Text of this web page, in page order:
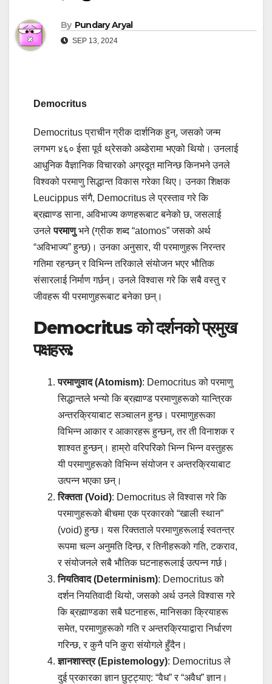
By Pundary Aryal
SEP 13, 2024
Democritus
Democritus प्राचीन ग्रीक दार्शनिक हुन्, जसको जन्म
लगभग ४६० ईसा पूर्व थ्रेसको अब्डेरामा भएको थियो। उनलाई
आधुनिक वैज्ञानिक विचारको अग्रदूत मानिन्छ किनभने उनले
विश्वको परमाणु सिद्धान्त विकास गरेका थिए। उनका शिक्षक
Leucippus संगै, Democritus ले प्रस्ताव गरे कि
ब्रह्माण्ड साना, अविभाज्य कणहरूबाट बनेको छ, जसलाई
उनलेपरमाणुभने (ग्रीक शब्द “atomos” जसको अर्थ
“अविभाज्य” हुन्छ)। उनका अनुसार, यी परमाणुहरू निरन्तर
गतिमा रहन्छन् र विभिन्न तरिकाले संयोजन भएर भौतिक
संसारलाई निर्माण गर्छन्। उनले विश्वास गरे कि सबै वस्तु र
जीवहरू यी परमाणुहरूबाट बनेका छन्।
Democritus को दर्शनको प्रमुख
पक्षहरू:
परमाणुवाद (Atomism): Democritus को परमाणु
सिद्धान्तले भन्यो कि ब्रह्माण्ड परमाणुहरूको यान्त्रिक
अन्तरक्रियाबाट सञ्चालन हुन्छ। परमाणुहरूका
विभिन्न आकार र आकारहरू हुन्छन्, तर ती विनाशक र
शाश्वत हुन्छन्। हाम्रो वरिपरिको भिन्न भिन्न वस्तुहरू
यी परमाणुहरूको विभिन्न संयोजन र अन्तरक्रियाबाट
उत्पन्न भएका छन्।
रिक्तता (Void): Democritus ले विश्वास गरे कि
परमाणुहरूको बीचमा एक प्रकारको “खाली स्थान”
(void) हुन्छ। यस रिक्तताले परमाणुहरूलाई स्वतन्त्र
रूपमा चल्न अनुमति दिन्छ, र तिनीहरूको गति, टकराव,
र संयोजनले सबै भौतिक घटनाहरूलाई उत्पन्न गर्छ।
नियतिवाद (Determinism): Democritus को
दर्शन नियतिवादी थियो, जसको अर्थ उनले विश्वास गरे
कि ब्रह्माण्डका सबै घटनाहरू, मानिसका क्रियाहरू
समेत, परमाणुहरूको गति र अन्तरक्रियाद्वारा निर्धारण
गरिन्छ, र कुनै पनि कुरा संयोगले हुँदैन।
ज्ञानशास्त्र (Epistemology): Democritus ले
दुई प्रकारका ज्ञान छुट्ट्याए: “वैध” र “अवैध” ज्ञान।